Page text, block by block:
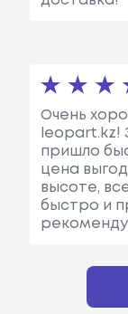
Очень
leopart.kz!
пришло
цена
высоте,
быстро и